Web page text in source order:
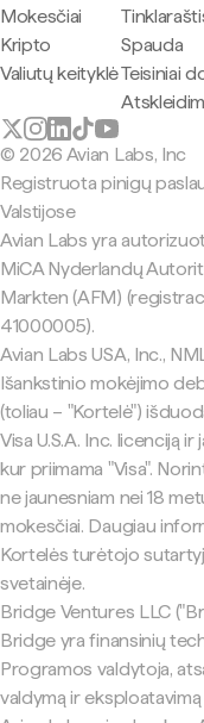
Mokesčiai
Kripto
Valiutų keityklė
Spauda
Teisiniai
© 2026 Avian Labs, Inc
Registruota pinigų
Valstijose
Avian Labs yra
MiCA Nyderlandų
Markten (AFM)
41000005).
Avian Labs USA, Inc.,
Išankstinio mokėjimo
(toliau – "Kortelė")
Visa U.S.A. Inc. licenciją
kur priimama "Visa".
ne jaunesniam nei 18
mokesčiai. Daugiau
Kortelės turėtojo
svetainėje.
Bridge Ventures LLC
Bridge yra finansinių
Programos valdytoja,
valdymą ir